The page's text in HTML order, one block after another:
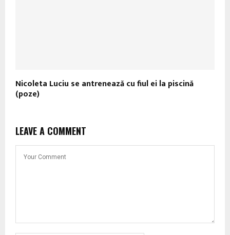
Nicoleta Luciu se antrenează cu fiul ei la piscină
(poze)
LEAVE A COMMENT